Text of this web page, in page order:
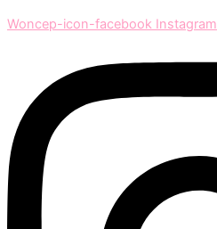
Woncep-icon-facebook Instagram